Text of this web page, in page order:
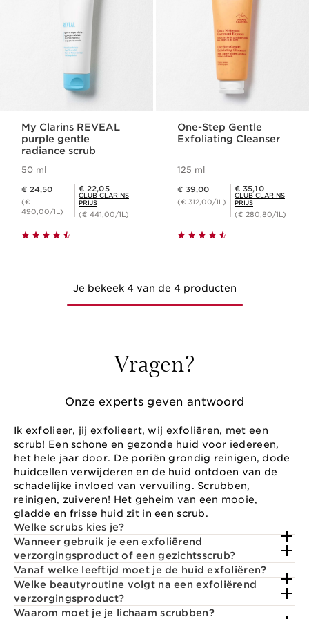
My Clarins REVEAL
purple gentle
radiance scrub
50 ml
€ 24,50
(€
490,00/1L)
Club Clarins Prijs € 22,05
€ 22,05
CLUB CLARINS
PRIJS
(€ 441,00/1L)
One-Step Gentle
Exfoliating Cleanser
125 ml
€ 39,00
(€ 312,00/1L)
Club Clarins Prijs € 35,10
€ 35,10
CLUB CLARINS
PRIJS
(€ 280,80/1L)
Je bekeek 4 van de 4 producten
Vragen?
Onze experts geven antwoord
Ik exfolieer, jij exfolieert, wij exfoliëren, met een
scrub! Een schone en gezonde huid voor iedereen,
het hele jaar door. De poriën grondig reinigen, dode
huidcellen verwijderen en de huid ontdoen van de
schadelijke invloed van vervuiling. Scrubben,
reinigen, zuiveren! Het geheim van een mooie,
gladde en frisse huid zit in een scrub.
Welke scrubs kies je?
Wanneer gebruik je een exfoliërend
verzorgingsproduct of een gezichtsscrub?
Vanaf welke leeftijd moet je de huid exfoliëren?
Welke beautyroutine volgt na een exfoliërend
verzorgingsproduct?
Waarom moet je je lichaam scrubben?